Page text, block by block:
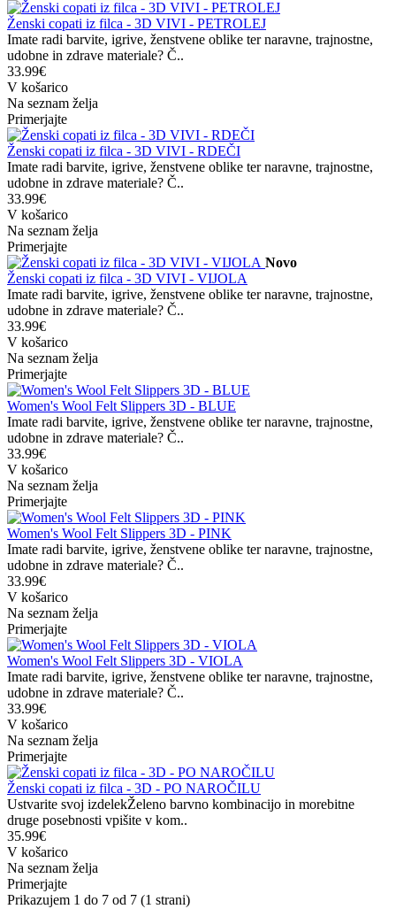
Ženski copati iz filca - 3D VIVI - PETROLEJ
Imate radi barvite, igrive, ženstvene oblike ter naravne, trajnostne,
udobne in zdrave materiale? Č..
33.99€
V košarico
Na seznam želja
Primerjajte
Ženski copati iz filca - 3D VIVI - RDEČI
Imate radi barvite, igrive, ženstvene oblike ter naravne, trajnostne,
udobne in zdrave materiale? Č..
33.99€
V košarico
Na seznam želja
Primerjajte
Novo
Ženski copati iz filca - 3D VIVI - VIJOLA
Imate radi barvite, igrive, ženstvene oblike ter naravne, trajnostne,
udobne in zdrave materiale? Č..
33.99€
V košarico
Na seznam želja
Primerjajte
Women's Wool Felt Slippers 3D - BLUE
Imate radi barvite, igrive, ženstvene oblike ter naravne, trajnostne,
udobne in zdrave materiale? Č..
33.99€
V košarico
Na seznam želja
Primerjajte
Women's Wool Felt Slippers 3D - PINK
Imate radi barvite, igrive, ženstvene oblike ter naravne, trajnostne,
udobne in zdrave materiale? Č..
33.99€
V košarico
Na seznam želja
Primerjajte
Women's Wool Felt Slippers 3D - VIOLA
Imate radi barvite, igrive, ženstvene oblike ter naravne, trajnostne,
udobne in zdrave materiale? Č..
33.99€
V košarico
Na seznam želja
Primerjajte
Ženski copati iz filca - 3D - PO NAROČILU
Ustvarite svoj izdelekŽeleno barvno kombinacijo in morebitne
druge posebnosti vpišite v kom..
35.99€
V košarico
Na seznam želja
Primerjajte
Prikazujem 1 do 7 od 7 (1 strani)